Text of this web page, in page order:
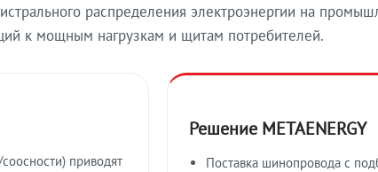
распределения электроэнергии на
к мощным нагрузкам и щитам потребителей.
приводят
Решение METAENERGY
Поставка шинопровода с